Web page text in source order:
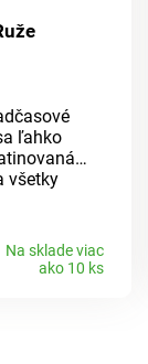
ľahko
všetky
Na sklade viac
ako 10 ks